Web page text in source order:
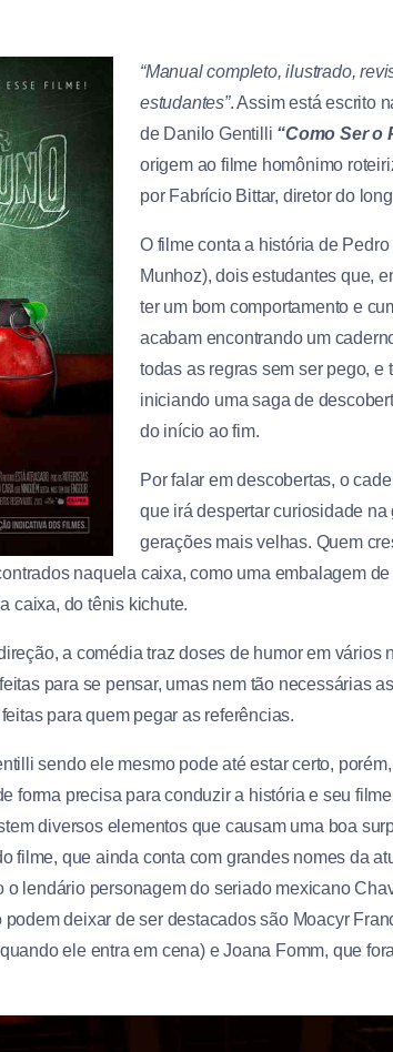
“Manual completo, ilustrado,
estudantes”. Assim está escrito
de Danilo Gentilli “Como Ser o
origem ao filme homônimo
por Fabrício Bittar, diretor do
O filme conta a história de
Munhoz), dois estudantes que,
ter um bom comportamento e
acabam encontrando um
todas as regras sem ser pego,
iniciando uma saga de
do início ao fim.
Por falar em descobertas, o
que irá despertar curiosidade
gerações mais velhas. Quem
naquela caixa, como uma embalagem
caixa, do tênis kichute.
a comédia traz doses de humor em
para se pensar, umas nem tão necessárias
para quem pegar as referências.
sendo ele mesmo pode até estar certo,
forma precisa para conduzir a história e seu
diversos elementos que causam uma boa
filme, que ainda conta com grandes nomes da
o lendário personagem do seriado mexicano
deixar de ser destacados são Moacyr
ele entra em cena) e Joana Fomm, que